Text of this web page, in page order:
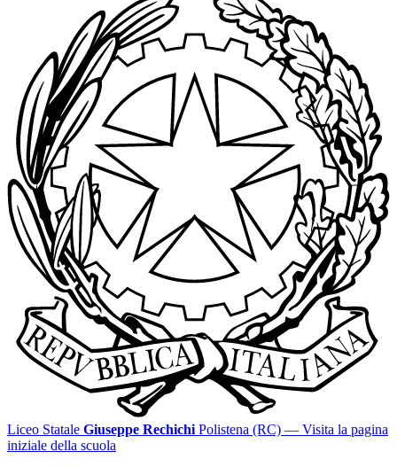
Liceo Statale Giuseppe Rechichi Polistena (RC) — Visita la pagina
iniziale della scuola